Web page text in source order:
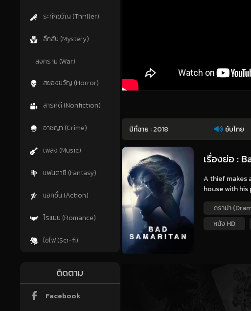
ระทึกขวัญ (Thriller)
ลึกลับ (Mystery)
สงคราม (War)
สยองขวัญ (Horror)
สารคดี (Nonfiction)
อาชญา (Crime)
เพลง (Music)
แฟนตาซี (Fantasy)
แอคชั่น (Action)
โรแมน (Romance)
ไซไฟ (Sci-fi)
ติดตาม
Facebook
ปีที่ฉาย :2018 ซับไทย
เรื่องย่อ :
A thief makes
house with his
ดราม่า
หนัง HD